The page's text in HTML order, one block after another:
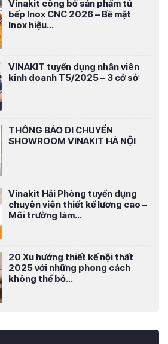
Vinakit công bố sản phẩm tủ
bếp Inox CNC 2026 – Bề mặt
Inox hiệu...
VINAKIT tuyển dụng nhân viên
kinh doanh T5/2025 – 3 cở sở
THÔNG BÁO DI CHUYỂN
SHOWROOM VINAKIT HÀ NỘI
Vinakit Hải Phòng tuyển dụng
chuyên viên thiết kế lương cao –
Môi trường làm...
20 Xu hướng thiết kế nội thất
2025 với những phong cách
không thể bỏ...